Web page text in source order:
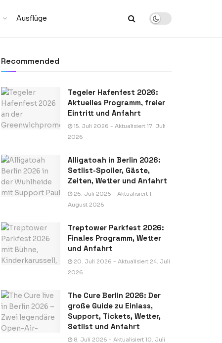
Ausflüge
Recommended
Tegeler Hafenfest 2026:
Aktuelles Programm, freier
Eintritt und Anfahrt
15. Juli 2026 - Aktualisiert 17. Juli
2026
Alligatoah in Berlin 2026:
Setlist-Spoiler, Gäste,
Zeiten, Wetter und Anfahrt
26. Juli 2026 - Aktualisiert 1.
August 2026
Treptower Parkfest 2026:
Finales Programm, Wetter
und Anfahrt
20. Juli 2026 - Aktualisiert 24. Juli
2026
The Cure Berlin 2026: Der
große Guide zu Einlass,
Support, Tickets, Wetter,
Setlist und Anfahrt
8. Juli 2026 - Aktualisiert 10. Juli